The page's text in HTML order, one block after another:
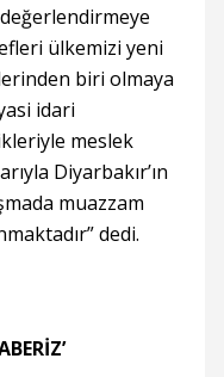
ülkemizi yeni
biri olmaya
idari
meslek
Diyarbakır’ın
muazzam
dedi.